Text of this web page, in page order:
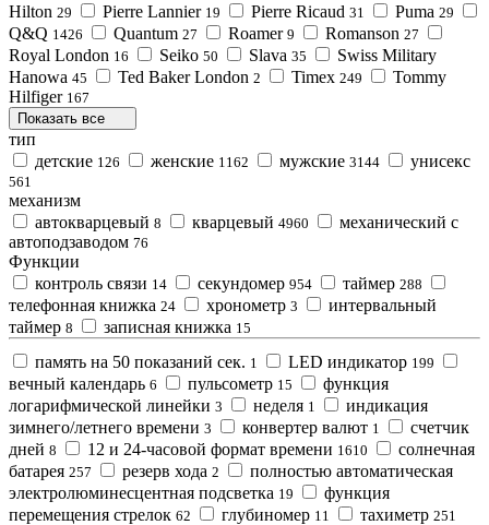
Hilton 29 Pierre Lannier 19 Pierre Ricaud 31 Puma 29
Q&Q 1426 Quantum 27 Roamer 9 Romanson 27
Royal London 16 Seiko 50 Slava 35
Swiss Military
Hanowa 45 Ted Baker London 2 Timex 249
Tommy
Hilfiger 167
Показать все
тип
детские 126 женские 1162 мужские 3144 унисекс
561
механизм
автокварцевый 8 кварцевый 4960
механический с
автоподзаводом 76
Функции
контроль связи 14 секундомер 954 таймер 288
телефонная книжка 24 хронометр 3
интервальный
таймер 8 записная книжка 15
память на 50 показаний сек. 1 LED индикатор 199
вечный календарь 6 пульсометр 15
функция
логарифмической линейки 3 неделя 1
индикация
зимнего/летнего времени 3 конвертер валют 1
счетчик
дней 8 12 и 24-часовой формат времени 1610
солнечная
батарея 257 резерв хода 2
полностью автоматическая
электролюминесцентная подсветка 19
функция
перемещения стрелок 62 глубиномер 11 тахиметр 251